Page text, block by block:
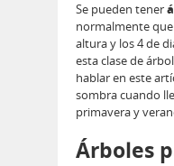
Se pueden tener
normalmente
altura y los 4 de
esta clase de
hablar en este
sombra cuando
primavera y
Árboles